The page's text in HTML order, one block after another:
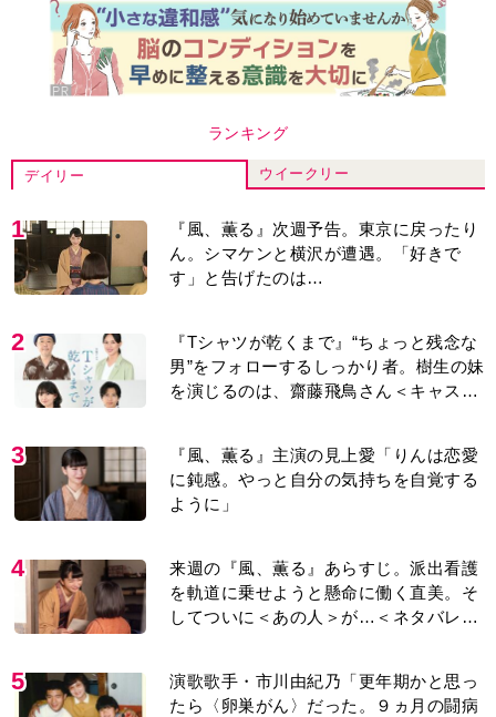
ランキング
デイリー ウイークリー
1
『風、薫る』次週予告。東京に戻ったり
ん。シマケンと横沢が遭遇。「好きで
す」と告げたのは…
2
『Tシャツが乾くまで』“ちょっと残念な
男”をフォローするしっかり者。樹生の妹
を演じるのは、齋藤飛鳥さん＜キャスト
3
『風、薫る』主演の見上愛「りんは恋愛
に鈍感。やっと自分の気持ちを自覚する
ように」
4
来週の『風、薫る』あらすじ。派出看護
を軌道に乗せようと懸命に働く直美。そ
してついに＜あの人＞が…＜ネタバレあ
5
演歌歌手・市川由紀乃「更年期かと思っ
たら〈卵巣がん〉だった。９ヵ月の闘病